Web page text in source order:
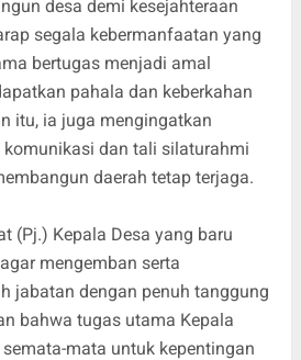
desa demi kesejahteraan
segala kebermanfaatan yang
bertugas menjadi amal
pahala dan keberkahan
itu, ia juga mengingatkan
dan tali silaturahmi
daerah tetap terjaga.
(Pj.) Kepala Desa yang baru
mengemban serta
jabatan dengan penuh tanggung
bahwa tugas utama Kepala
mata untuk kepentingan